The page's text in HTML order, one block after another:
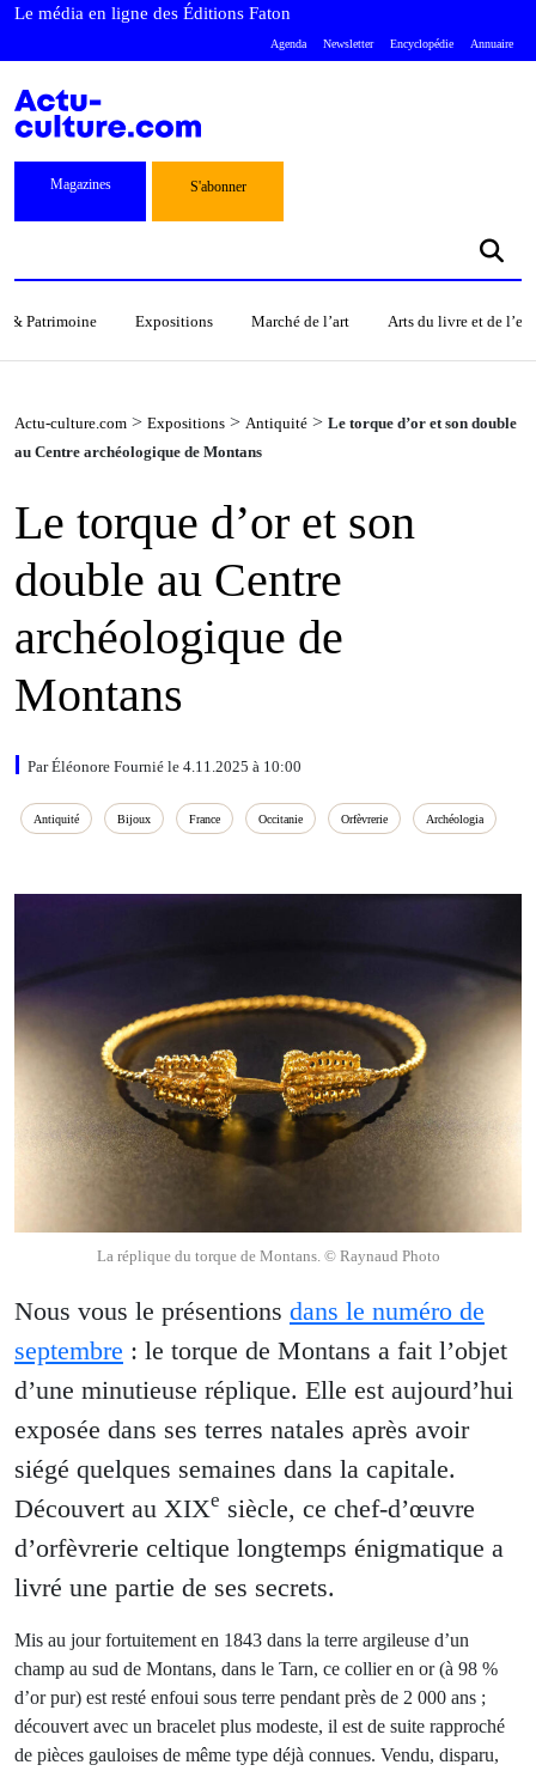
Le média en ligne des Éditions Faton
Agenda Newsletter Encyclopédie Annuaire
Magazines S'abonner
& Patrimoine Expositions Marché de l’art Arts du livre et de
Actu-culture.com > Expositions > Antiquité > Le torque d’or et son double
au Centre archéologique de Montans
Le torque d’or et son
double au Centre
archéologique de
Montans
Par Éléonore Fournié le 4.11.2025 à 10:00
Antiquité Bijoux France Occitanie Orfèvrerie Archéologia
La réplique du torque de Montans. © Raynaud Photo
Nous vous le présentions dans le numéro de
septembre : le torque de Montans a fait l’objet
d’une minutieuse réplique. Elle est aujourd’hui
exposée dans ses terres natales après avoir
siégé quelques semaines dans la capitale.
Découvert au XIXe siècle, ce chef-d’œuvre
d’orfèvrerie celtique longtemps énigmatique a
livré une partie de ses secrets.
Mis au jour fortuitement en 1843 dans la terre argileuse d’un
champ au sud de Montans, dans le Tarn, ce collier en or (à 98 %
d’or pur) est resté enfoui sous terre pendant près de 2 000 ans ;
découvert avec un bracelet plus modeste, il est de suite rapproché
de pièces gauloises de même type déjà connues. Vendu, disparu,